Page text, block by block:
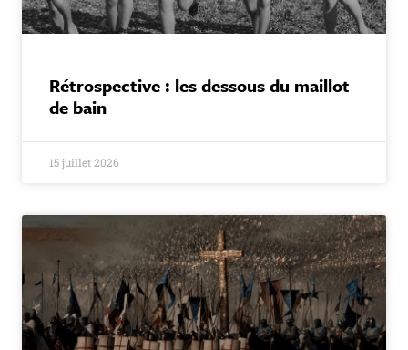
Rétrospective : les dessous du maillot
de bain
15 juillet 2026